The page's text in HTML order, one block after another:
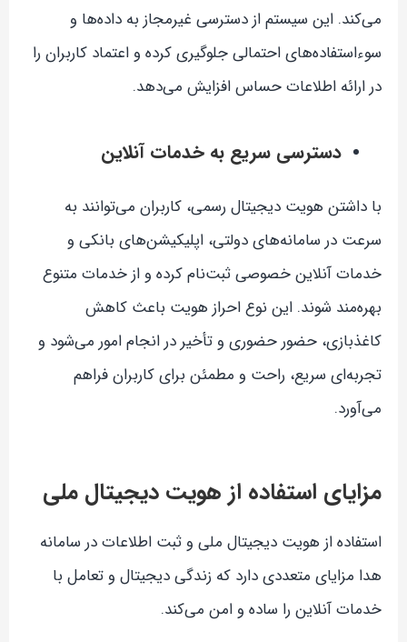
می‌کند. این سیستم از دسترسی غیرمجاز به داده‌ها و
سوءاستفاده‌های احتمالی جلوگیری کرده و اعتماد کاربران را
در ارائه اطلاعات حساس افزایش می‌دهد.
دسترسی سریع به خدمات آنلاین
با داشتن هویت دیجیتال رسمی، کاربران می‌توانند به
سرعت در سامانه‌های دولتی، اپلیکیشن‌های بانکی و
خدمات آنلاین خصوصی ثبت‌نام کرده و از خدمات متنوع
بهره‌مند شوند. این نوع احراز هویت باعث کاهش
کاغذبازی، حضور حضوری و تأخیر در انجام امور می‌شود و
تجربه‌ای سریع، راحت و مطمئن برای کاربران فراهم
می‌آورد.
مزایای استفاده از هویت دیجیتال ملی
استفاده از هویت دیجیتال ملی و ثبت اطلاعات در سامانه
هدا مزایای متعددی دارد که زندگی دیجیتال و تعامل با
خدمات آنلاین را ساده و امن می‌کند.